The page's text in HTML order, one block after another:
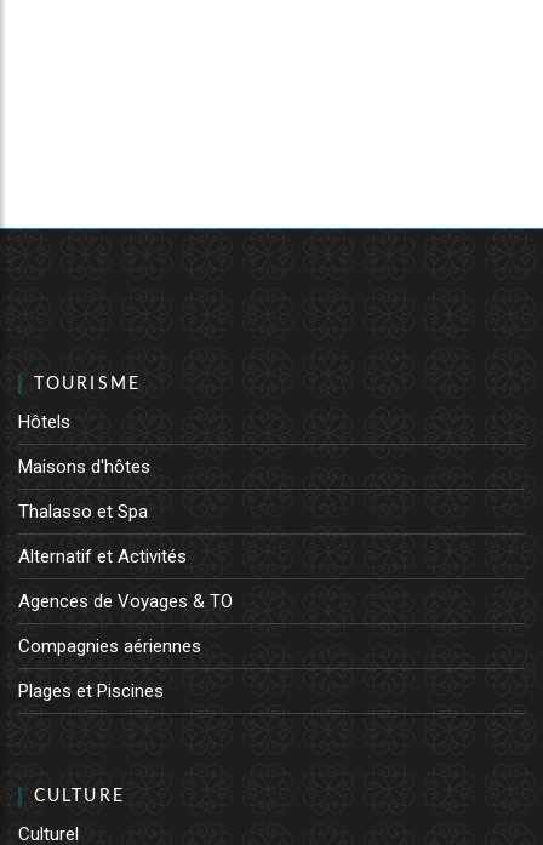
TOURISME
Hôtels
Maisons d'hôtes
Thalasso et Spa
Alternatif et Activités
Agences de Voyages & TO
Compagnies aériennes
Plages et Piscines
CULTURE
Culturel